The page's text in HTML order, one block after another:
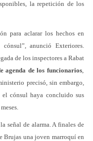
la repetición de los
para aclarar los hechos en
anunció Exteriores.
de los inspectores a Rabat
agenda de los funcionarios,
precisó, sin embargo,
cónsul haya concluido sus
señal de alarma. A finales de
Brujas una joven marroquí en